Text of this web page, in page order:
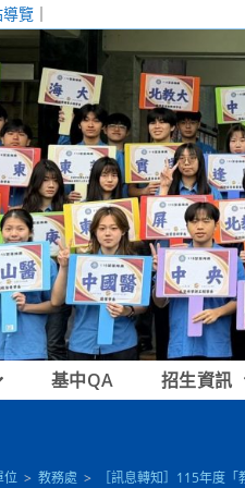
覽 ｜
基中QA 招生資訊
位 > 教務處 > ［訊息轉知］115年度